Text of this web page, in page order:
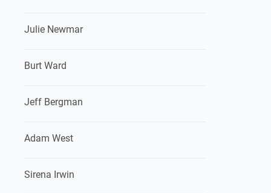
Julie Newmar
Burt Ward
Jeff Bergman
Adam West
Sirena Irwin